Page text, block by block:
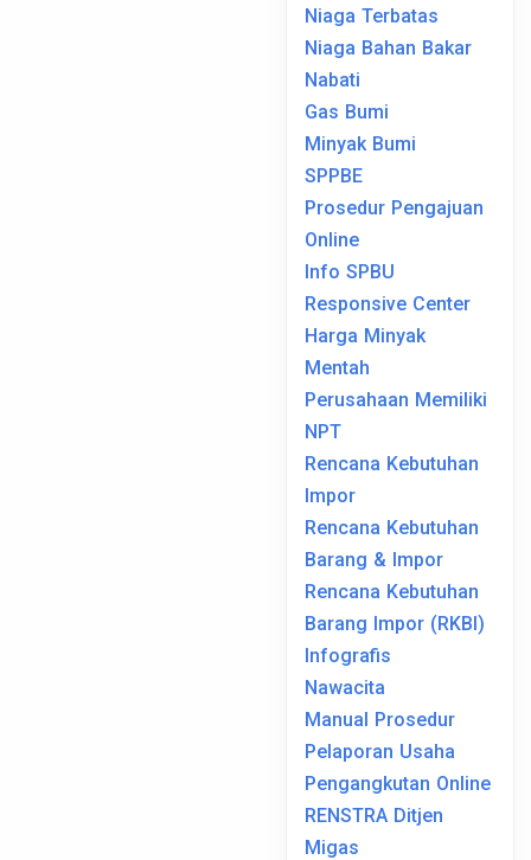
Niaga Terbatas
Niaga Bahan Bakar
Nabati
Gas Bumi
Minyak Bumi
SPPBE
Prosedur Pengajuan
Online
Info SPBU
Responsive Center
Harga Minyak
Mentah
Perusahaan Memiliki
NPT
Rencana Kebutuhan
Impor
Rencana Kebutuhan
Barang & Impor
Rencana Kebutuhan
Barang Impor (RKBI)
Infografis
Nawacita
Manual Prosedur
Pelaporan Usaha
Pengangkutan Online
RENSTRA Ditjen
Migas